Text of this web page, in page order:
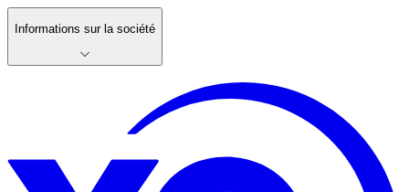
Informations sur la société